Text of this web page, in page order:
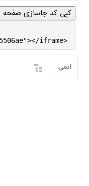
کپی کد جاسازی صفحه
iframe>
اتمی